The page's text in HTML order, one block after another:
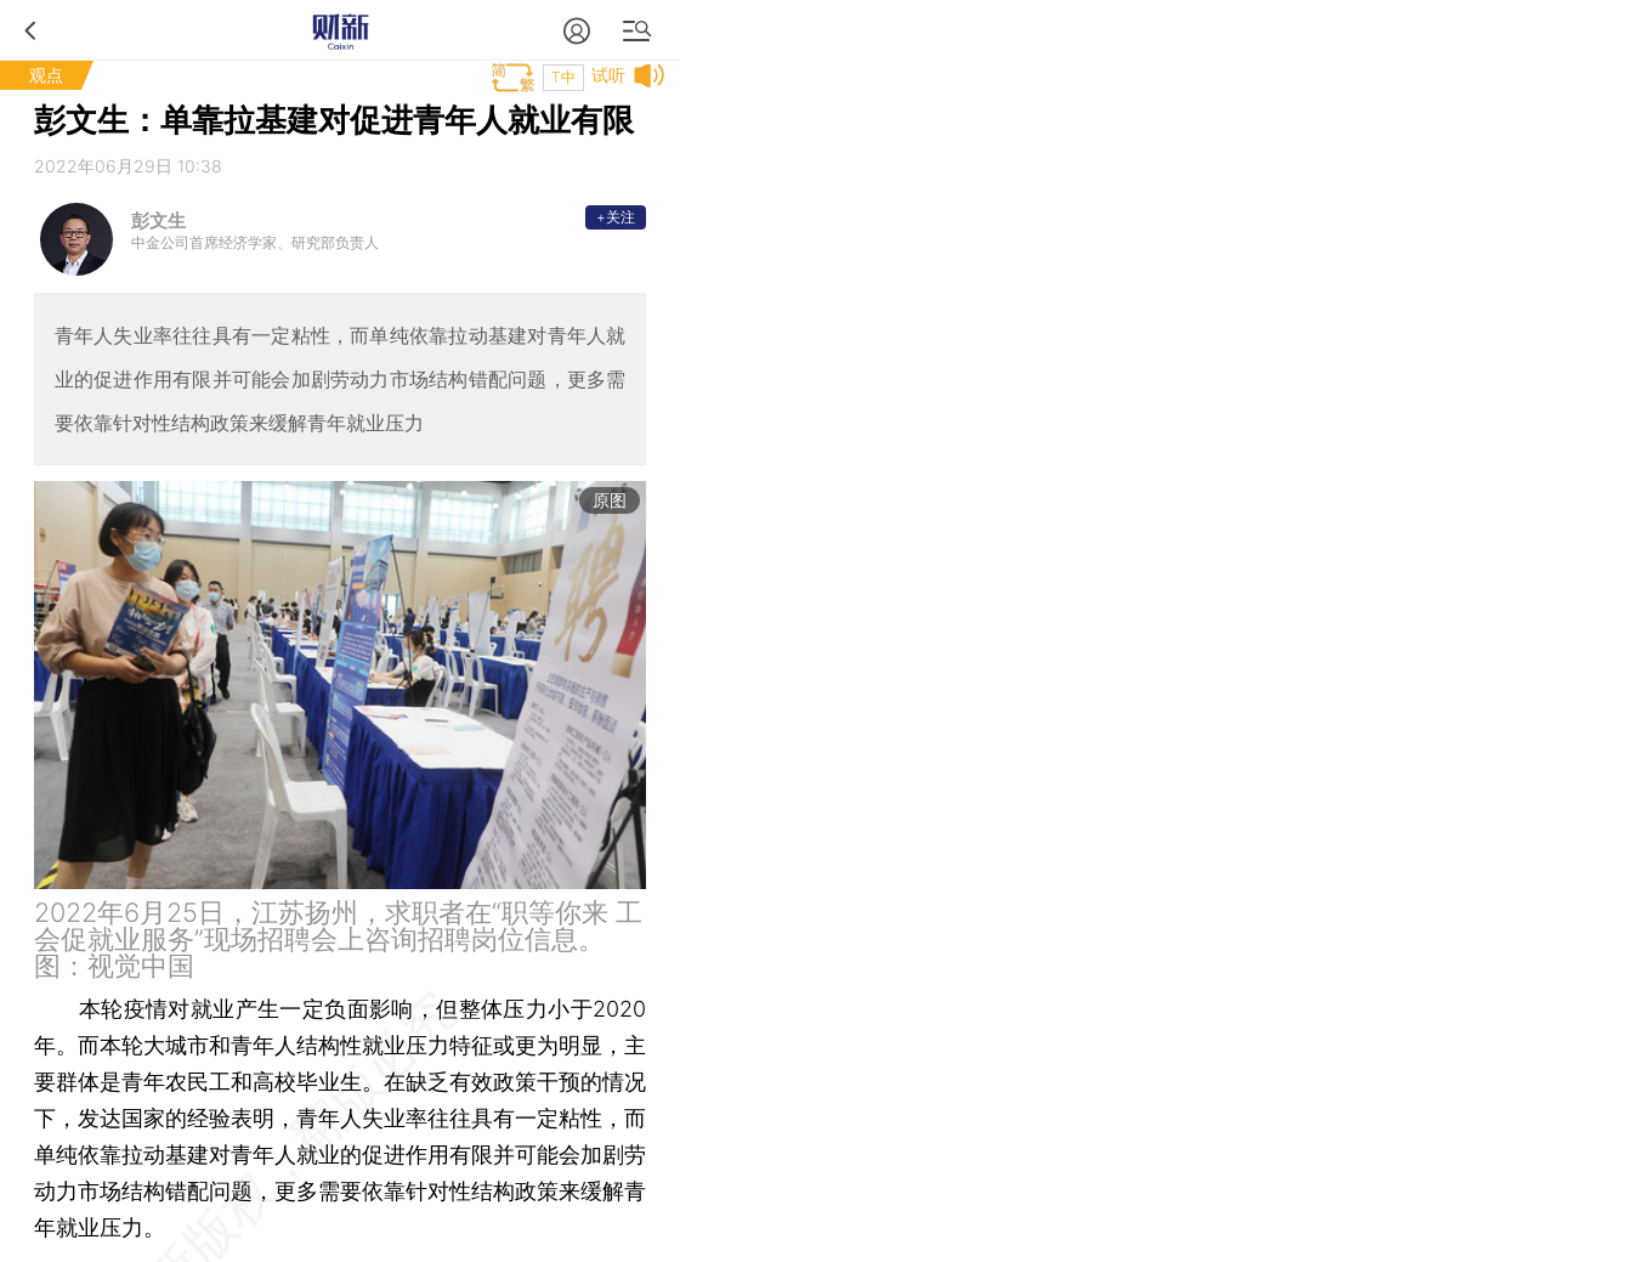
观点 试听
T中
彭文生：单靠拉基建对促进青年人就业有限
2022年06月29日 10:38
彭文生
中金公司首席经济学家、研究部负责人
+关注
青年人失业率往往具有一定粘性，而单纯依靠拉动基建对青年人就
业的促进作用有限并可能会加剧劳动力市场结构错配问题，更多需
要依靠针对性结构政策来缓解青年就业压力
原图
2022年6月25日，江苏扬州，求职者在“职等你来 工
会促就业服务”现场招聘会上咨询招聘岗位信息。
图：视觉中国
本轮疫情对就业产生一定负面影响，但整体压力小于2020
年。而本轮大城市和青年人结构性就业压力特征或更为明显，主
要群体是青年农民工和高校毕业生。在缺乏有效政策干预的情况
下，发达国家的经验表明，青年人失业率往往具有一定粘性，而
单纯依靠拉动基建对青年人就业的促进作用有限并可能会加剧劳
动力市场结构错配问题，更多需要依靠针对性结构政策来缓解青
年就业压力。